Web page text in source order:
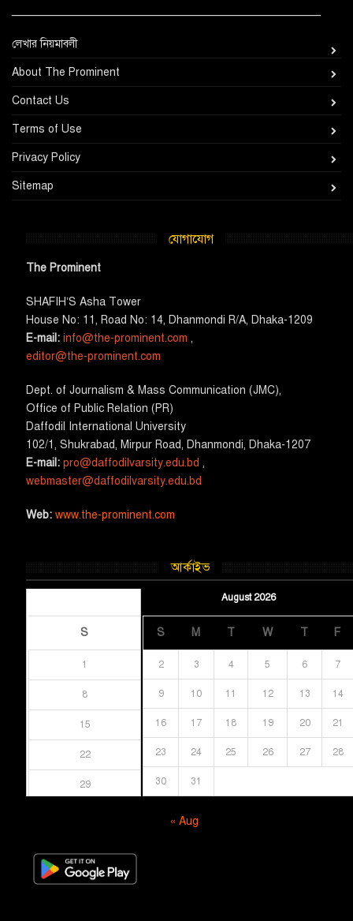
লেখার নিয়মাবলী
About The Prominent
Contact Us
Terms of Use
Privacy Policy
Sitemap
যোগাযোগ
The Prominent
SHAFIH’S Asha​ Tower​
House No: 11, Road No: 14, Dhanmondi R/A, Dhaka-1209
E-mail:info@the-prominent.com ,
editor@the-prominent.com
​Dept. of Journalism & Mass Communication (JMC)​,
Office of Public Relation (PR)
​Daffodil International University
102/1, Shukrabad, Mirpur Road, Dhanmondi, Dhaka-1207
E-mail:pro@daffodilvarsity.edu.bd ,
webmaster@daffodilvarsity.edu.bd
Web:www.the-prominent.com
আর্কাইভ
August 2026
S M T W T F
2 3 4 5 6 7
9 10 11 12 13 14
16 17 18 19 20 21
23 24 25 26 27 28
30 31
S
1
8
15
22
29
« Aug